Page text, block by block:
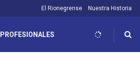
El Rionegrense Nuestra Historia
PROFESIONALES